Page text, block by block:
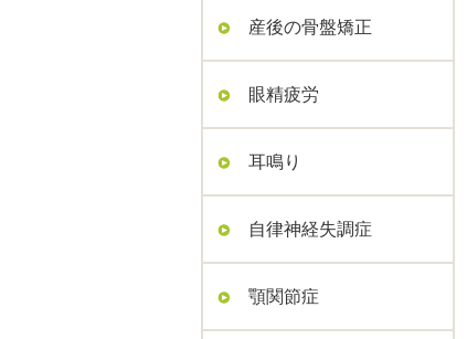
産後の骨盤矯正
眼精疲労
耳鳴り
自律神経失調症
顎関節症